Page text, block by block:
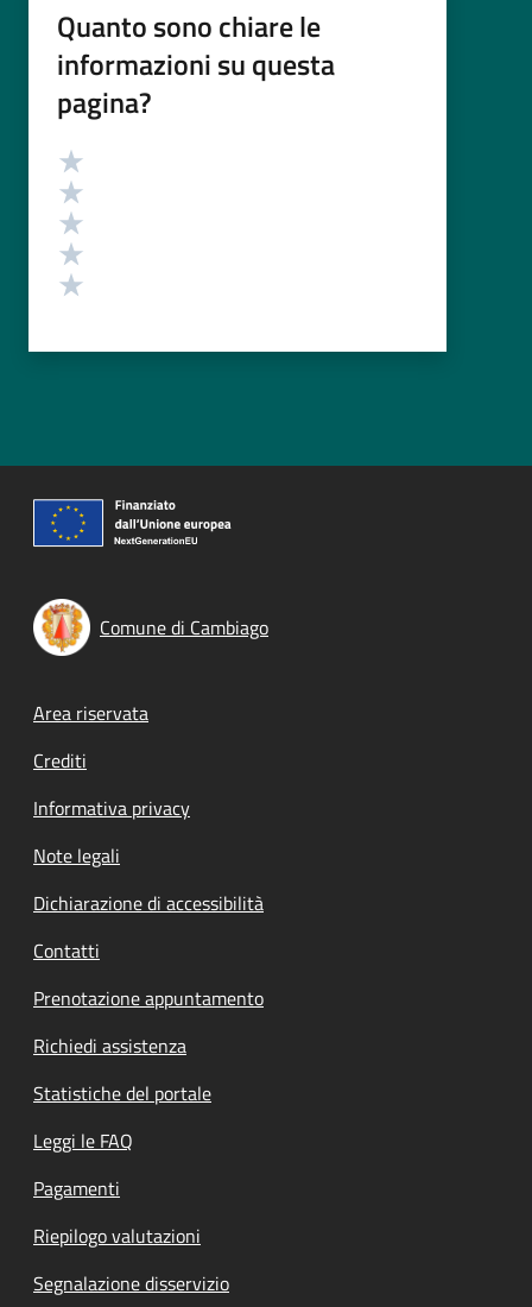
Quanto sono chiare le
informazioni su questa
pagina?
Valutazione
Comune di Cambiago
Footer menu
Area riservata
Crediti
Informativa privacy
Note legali
Dichiarazione di accessibilità
Contatti
Prenotazione appuntamento
Richiedi assistenza
Statistiche del portale
Leggi le FAQ
Pagamenti
Riepilogo valutazioni
Segnalazione disservizio